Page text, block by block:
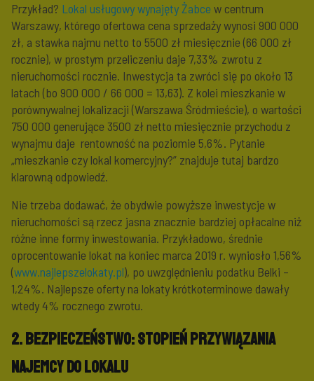
Przykład? Lokal usługowy wynajęty Żabcew centrum
Warszawy, którego ofertowa cena sprzedaży wynosi 900 000
zł, a stawka najmu netto to 5500 zł miesięcznie (66 000 zł
rocznie), w prostym przeliczeniu daje 7,33% zwrotu z
nieruchomości rocznie. Inwestycja ta zwróci się po około 13
latach (bo 900 000 / 66 000 = 13,63). Z kolei mieszkanie w
porównywalnej lokalizacji (Warszawa Śródmieście), o wartości
750 000 generujące 3500 zł netto miesięcznie przychodu z
wynajmu daje rentowność na poziomie 5,6%. Pytanie
„mieszkanie czy lokal komercyjny?” znajduje tutaj bardzo
klarowną odpowiedź.
Nie trzeba dodawać, że obydwie powyższe inwestycje w
nieruchomości są rzecz jasna znacznie bardziej opłacalne niż
różne inne formy inwestowania. Przykładowo, średnie
oprocentowanie lokat na koniec marca 2019 r. wyniosło 1,56%
(www.najlepszelokaty.pl), po uwzględnieniu podatku Belki –
1,24%. Najlepsze oferty na lokaty krótkoterminowe dawały
wtedy 4% rocznego zwrotu.
2. Bezpieczeństwo: stopień przywiązania
najemcy do lokalu